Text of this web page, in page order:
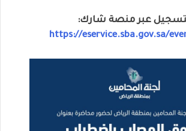
عبر منصة شارك:
https://eservice.sba.gov.sa/